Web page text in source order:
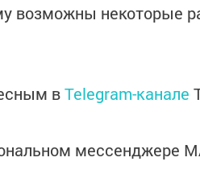
возможны некоторые
вTelegram-канале
мессенджере